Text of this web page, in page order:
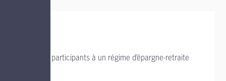
Soutien aux participants à un régime d’épargne-retraite